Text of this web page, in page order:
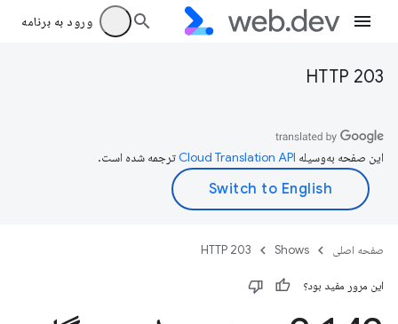
ورود به برنامه
HTTP 203
این صفحه به‌وسیله ترجمه شده است.
صفحه اصلی Shows
HTTP 203
این مرور مفید بود؟